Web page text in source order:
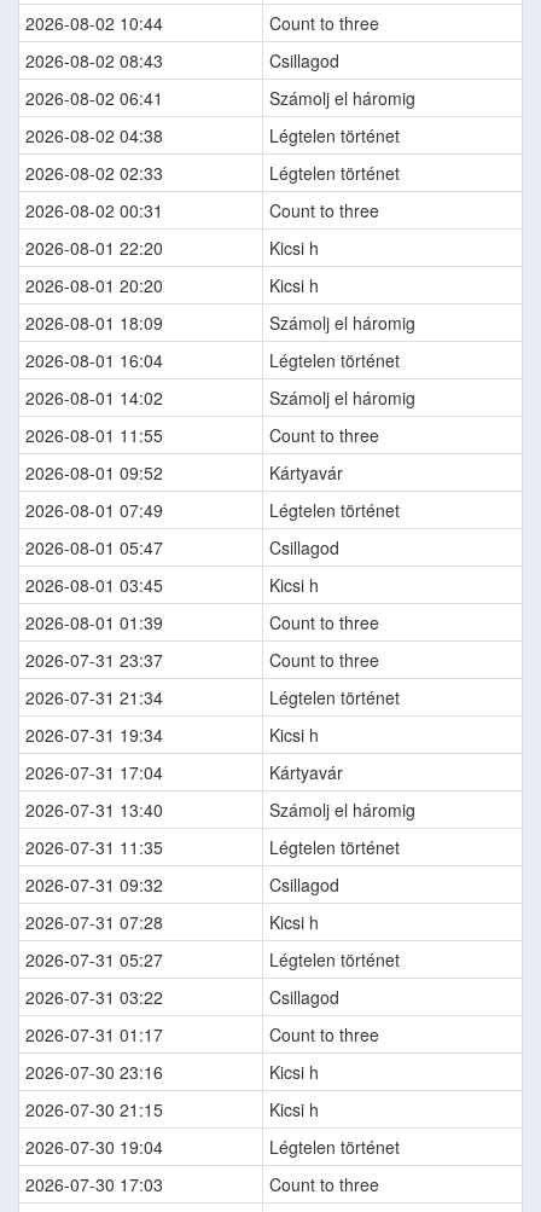
2026-08-02 10:44
Count to three
2026-08-02 08:43
Csillagod
2026-08-02 06:41
Számolj el háromig
2026-08-02 04:38
Légtelen történet
2026-08-02 02:33
Légtelen történet
2026-08-02 00:31
Count to three
2026-08-01 22:20
Kicsi h
2026-08-01 20:20
Kicsi h
2026-08-01 18:09
Számolj el háromig
2026-08-01 16:04
Légtelen történet
2026-08-01 14:02
Számolj el háromig
2026-08-01 11:55
Count to three
2026-08-01 09:52
Kártyavár
2026-08-01 07:49
Légtelen történet
2026-08-01 05:47
Csillagod
2026-08-01 03:45
Kicsi h
2026-08-01 01:39
Count to three
2026-07-31 23:37
Count to three
2026-07-31 21:34
Légtelen történet
2026-07-31 19:34
Kicsi h
2026-07-31 17:04
Kártyavár
2026-07-31 13:40
Számolj el háromig
2026-07-31 11:35
Légtelen történet
2026-07-31 09:32
Csillagod
2026-07-31 07:28
Kicsi h
2026-07-31 05:27
Légtelen történet
2026-07-31 03:22
Csillagod
2026-07-31 01:17
Count to three
2026-07-30 23:16
Kicsi h
2026-07-30 21:15
Kicsi h
2026-07-30 19:04
Légtelen történet
2026-07-30 17:03
Count to three